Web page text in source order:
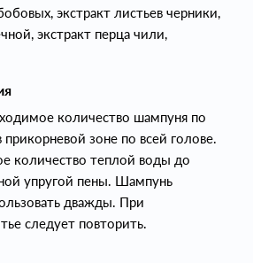
экстракт листьев черники,
экстракт перца чили,
количество шампуня по
зоне по всей голове.
количество теплой воды до
упругой пены. Шампунь
дважды. При
следует повторить.